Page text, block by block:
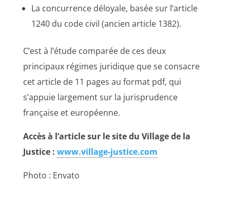
La concurrence déloyale, basée sur l’article
1240 du code civil (ancien article 1382).
C’est à l’étude comparée de ces deux
principaux régimes juridique que se consacre
cet article de 11 pages au format pdf, qui
s’appuie largement sur la jurisprudence
française et européenne.
Accès à l’article sur le site du Village de la
Justice : www.village-justice.com
Photo : Envato